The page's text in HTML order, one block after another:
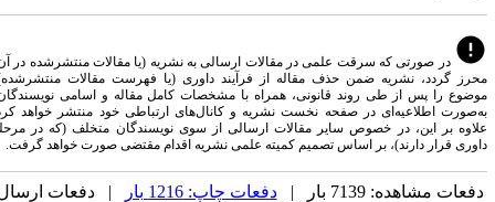
که سرقت علمی در مقالات ارسالی به نشریه (یا مقالات منتشرشده در آن)
نشریه ضمن حذف مقاله از فرآیند داوری (یا فهرست مقالات منتشرشده)،
از طی روند قانونی، همراه با مشخصات کامل مقاله و اسامی نویسندگان،
در صفحه نخست نشریه و کانال‌های ارتباطی خود منتشر خواهد کرد.
در خصوص سایر مقالات ارسالی از سوی نویسندگان متخلف (که در مرحله
دارند)، بر اساس تصمیم کمیته علمی نشریه اقدام مقتضی صورت خواهد گرفت.
7139 بار | دفعات چاپ: 1216 بار
| دفعات ارسال